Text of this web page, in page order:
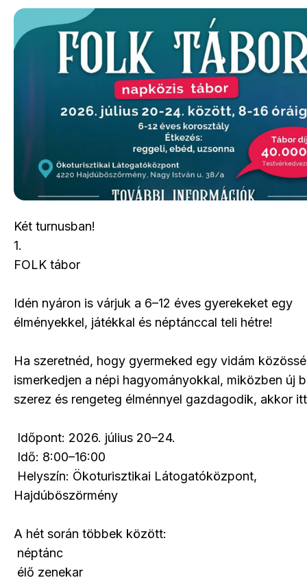
Két turnusban!
1.
FOLK tábor
Idén nyáron is várjuk a 6–12 éves gyerekeket egy
élményekkel, játékkal és néptánccal teli hétre!
Ha szeretnéd, hogy gyermeked egy vidám
ismerkedjen a népi hagyományokkal, miközben új
szerez és rengeteg élménnyel gazdagodik, akkor
Időpont: 2026. július 20–24.
Idő: 8:00–16:00
Helyszín: Ökoturisztikai Látogatóközpont,
Hajdúböszörmény
A hét során többek között:
néptánc
élő zenekar